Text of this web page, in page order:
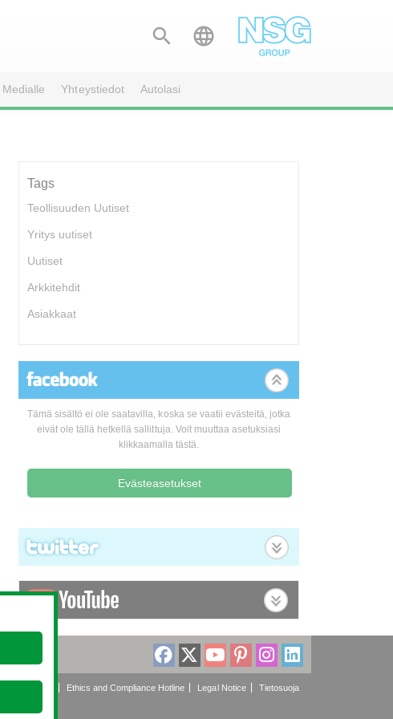
 
Medialle Yhteystiedot Autolasi
Tags
Teollisuuden Uutiset
Yritys uutiset
Uutiset
Arkkitehdit
Asiakkaat
Tämä sisältö ei ole saatavilla, koska se vaatii evästeitä, jotka
eivät ole tällä hetkellä sallittuja. Voit muuttaa asetuksiasi
klikkaamalla tästä.
Evästeasetukset
Ethics and Compliance Hotline Legal Notice Tietosuoja